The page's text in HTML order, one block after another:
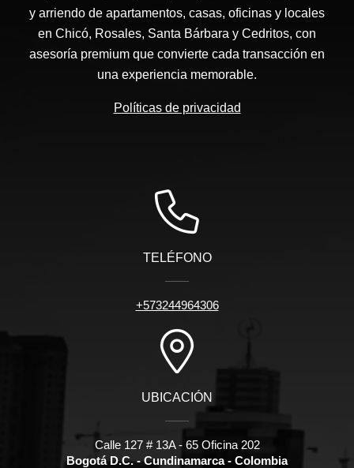
y arriendo de apartamentos, casas, oficinas y locales
en Chicó, Rosales, Santa Bárbara y Cedritos, con
asesoría premium que convierte cada transacción en
una experiencia memorable.
Políticas de privacidad
TELÉFONO
+573244964306
UBICACIÓN
Calle 127 # 13A - 65 Oficina 202
Bogotá D.C. - Cundinamarca - Colombia